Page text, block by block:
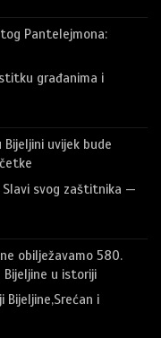
Pantelejmona:
građanima i
uvijek bude
Slavi svog zaštitnika —
obilježavamo 580.
Bijeljine u istoriji
Bijeljine,Srećan i